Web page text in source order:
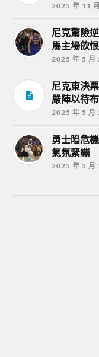
2025 年 11
尼克驚險
馬主場飲恨
2025 年 5 月
尼克東決
嚴陣以待
2025 年 5 月
勇士陷危
氣氛緊繃
2025 年 5 月